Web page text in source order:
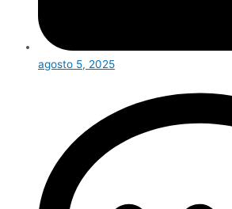
agosto 5, 2025